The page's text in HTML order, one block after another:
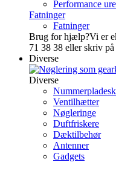
Performance
Fatninger
Fatninger
Brug for hjælp?Vi er
71 38 38 eller skriv
Diverse
Diverse
Ventilhætter
Nøgleringe
Duftfriskere
Dæktilbehør
Antenner
Gadgets